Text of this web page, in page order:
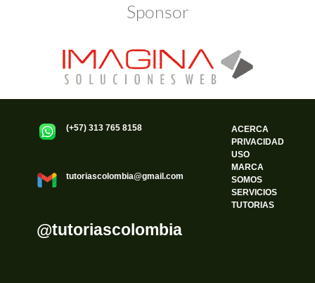
Sponsor
(+57) 313 765 8158
tutoriascolombia@gmail.com
@tutoriascolombia
ACERCA
PRIVACIDAD
USO
MARCA
SOMOS
SERVICIOS
TUTORIAS